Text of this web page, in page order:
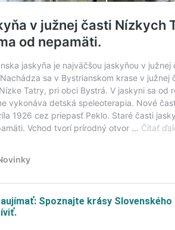
Spoznajte krásy